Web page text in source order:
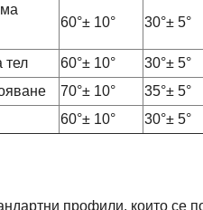
60°± 10° 30°± 5°
тел 60°± 10° 30°± 5°
70°± 10° 35°± 5°
60°± 10° 30°± 5°
профили, които се